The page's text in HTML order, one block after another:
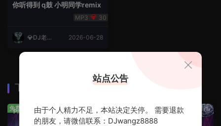
你听得到 q鼓 小明同学remix
30
💎DJ老王
2026-06-28
下载排行
Prog House·免费分享
免费 免费分享·轻音乐串烧
免费
站点公告
由于个人精力不足，本站决定关停。 需要退款
的朋友，请微信联系：DJwangz8888